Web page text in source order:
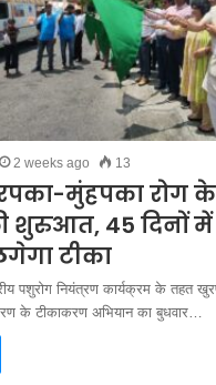
2 weeks ago 13
मुंहपका रोग
शुरुआत, 45 दिनों
टीका
पशुरोग नियंत्रण कार्यक्रम के तहत
के टीकाकरण अभियान का बुधवार…